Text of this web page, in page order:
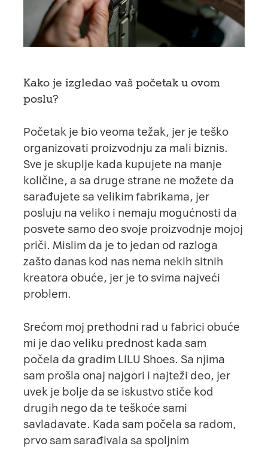
Kako je izgledao vaš početak u ovom
poslu?
Početak je bio veoma težak, jer je teško
organizovati proizvodnju za mali biznis.
Sve je skuplje kada kupujete na manje
količine, a sa druge strane ne možete da
sarađujete sa velikim fabrikama, jer
posluju na veliko i nemaju mogućnosti da
posvete samo deo svoje proizvodnje mojoj
priči. Mislim da je to jedan od razloga
zašto danas kod nas nema nekih sitnih
kreatora obuće, jer je to svima najveći
problem.
Srećom moj prethodni rad u fabrici obuće
mi je dao veliku prednost kada sam
počela da gradim LILU Shoes. Sa njima
sam prošla onaj najgori i najteži deo, jer
uvek je bolje da se iskustvo stiče kod
drugih nego da te teškoće sami
savladavate. Kada sam počela sa radom,
prvo sam sarađivala sa spoljnim